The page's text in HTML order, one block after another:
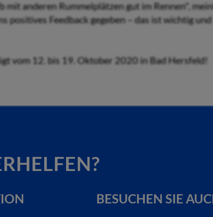
anderen Rummelplätzen gut im Rennen",
positives Feedback gegeben – das ist wichtig
vom 12. bis 19. Oktober 2020 in Bad Hersfeld!
BESUCHEN SIE